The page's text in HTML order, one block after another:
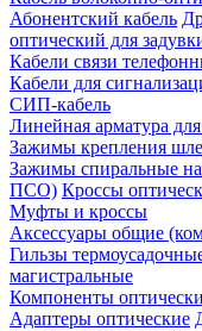
Абонентский кабель
оптический для
Кабели связи
Кабели для
СИП-кабель
Линейная арматура
Зажимы крепления
Зажимы спиральные
ПСО) Кроссы
Муфты и кроссы
Аксессуары общие
Гильзы
магистральные
Компоненты
Адаптеры оптические